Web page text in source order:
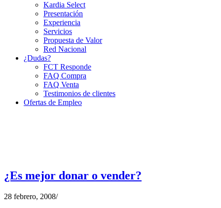
Kardia Select
Presentación
Experiencia
Servicios
Propuesta de Valor
Red Nacional
¿Dudas?
FCT Responde
FAQ Compra
FAQ Venta
Testimonios de clientes
Ofertas de Empleo
¿Es mejor donar o vender?
28 febrero, 2008/